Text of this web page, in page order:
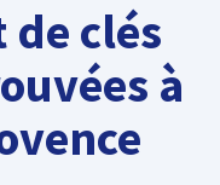
clés
à